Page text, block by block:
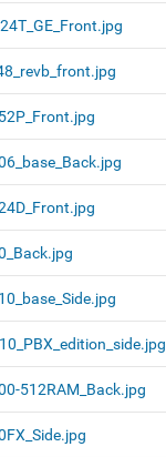
512RAM_Back.jpg